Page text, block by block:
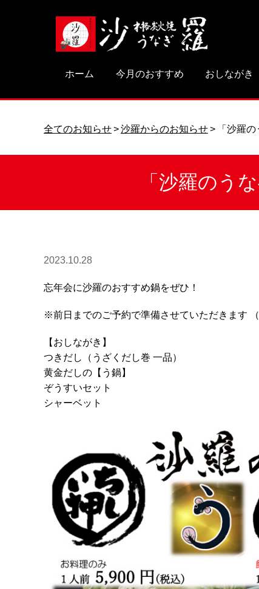
ホーム 今月のおすすめ おしながき
全てのお知らせ 沙羅からのお知らせ 「沙羅
「沙羅のう
2023.10.28
忘年会に沙羅のおすすめ鍋をぜひ！
※前日までのご予約で準備させていただきます （
【おしながき】
つきだし（うざくだし巻 一品）
黄金だしの【う鍋】
ぞうすいセット
シャーベット